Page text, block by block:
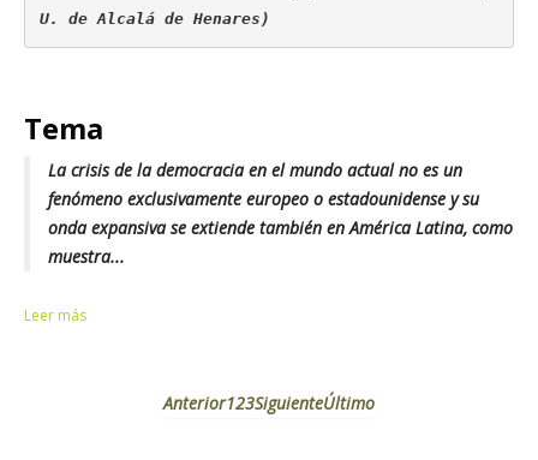
U. de Alcalá de Henares)
Tema
La crisis de la democracia en el mundo actual no es un
fenómeno exclusivamente europeo o estadounidense y su
onda expansiva se extiende también en América Latina, como
muestra...
Leer más
Anterior123SiguienteÚltimo